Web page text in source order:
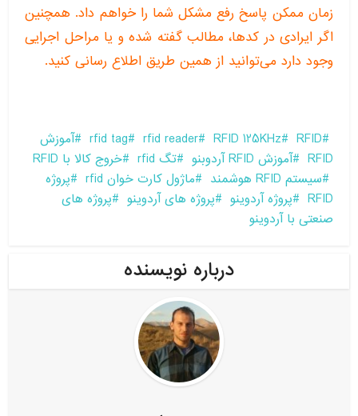
زمان ممکن پاسخ رفع مشکل شما را خواهم داد. همچنین
اگر ایرادی در کدها، مطالب گفته شده و یا مراحل اجرایی
وجود دارد می‌توانید از همین طریق اطلاع رسانی کنید.
RFID
RFID 125KHz
rfid reader
rfid tag
آموزش
RFID
آموزش RFID آردوبنو تگ rfid
خروج کالا با RFID
سیستم RFID هوشمند
ماژول کارت خوان rfid
پروژه
RFID
پروژه آردوینو پروژه های آردوینو
پروژه های
صنعتی با آردوینو
درباره نویسنده